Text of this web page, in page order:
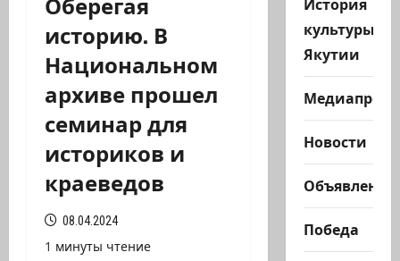
историю. В
Национальном
архиве прошел
семинар для
историков и
краеведов
08.04.2024
1 минуты чтение
культуры
Якутии
Новости
Объявления
Победа